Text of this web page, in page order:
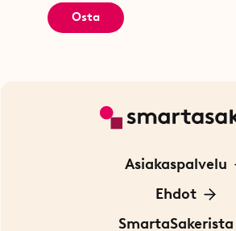
Osta
Asiakaspalvelu
Ota yhteyttä
Ehdot
Tietoa evästeistä
SmartaSakerista